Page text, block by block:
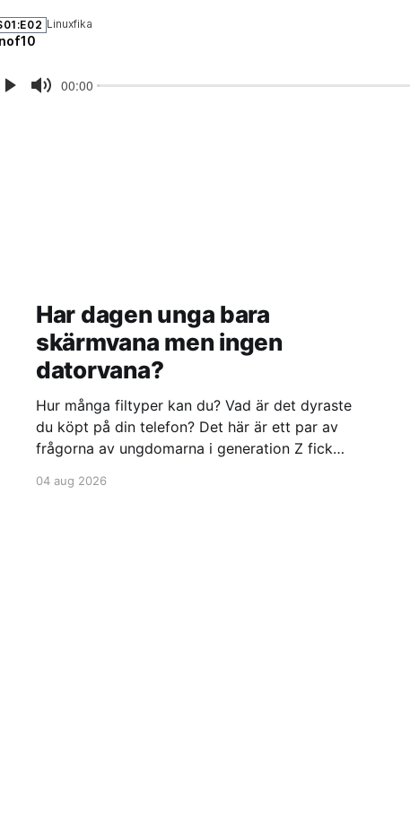
Har dagen unga bara
skärmvana men ingen
datorvana?
Hur många filtyper kan du? Vad är det dyraste
du köpt på din telefon? Det här är ett par av
frågorna av ungdomarna i generation Z fick
äldre generationerna fick varje vecka förr. Vi du
04 aug 2026